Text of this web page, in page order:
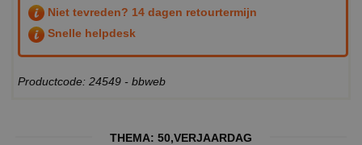
Niet tevreden? 14 dagen retourtermijn
Snelle helpdesk
Productcode: 24549 - bbweb
THEMA: 50,VERJAARDAG